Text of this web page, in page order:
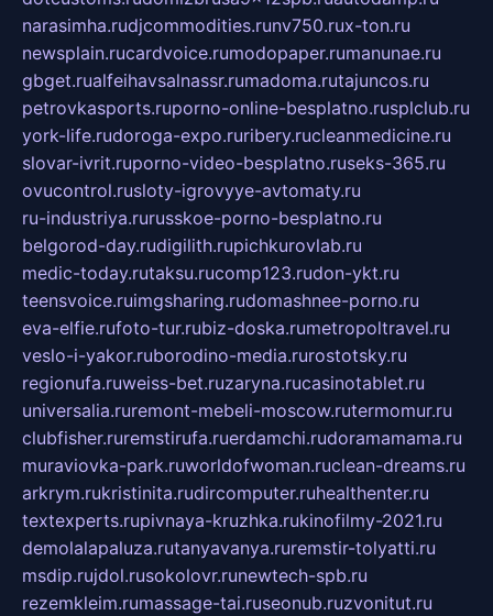
narasimha.rudjcommodities.runv750.rux-ton.ru
newsplain.rucardvoice.rumodopaper.rumanunae.ru
gbget.rualfeihavsalnassr.rumadoma.rutajuncos.ru
petrovkasports.ruporno-online-besplatno.rusplclub.ru
york-life.rudoroga-expo.ruribery.rucleanmedicine.ru
slovar-ivrit.ruporno-video-besplatno.ruseks-365.ru
ovucontrol.rusloty-igrovyye-avtomaty.ru
ru-industriya.rurusskoe-porno-besplatno.ru
belgorod-day.rudigilith.rupichkurovlab.ru
medic-today.rutaksu.rucomp123.rudon-ykt.ru
teensvoice.ruimgsharing.rudomashnee-porno.ru
eva-elfie.rufoto-tur.rubiz-doska.rumetropoltravel.ru
veslo-i-yakor.ruborodino-media.rurostotsky.ru
regionufa.ruweiss-bet.ruzaryna.rucasinotablet.ru
universalia.ruremont-mebeli-moscow.rutermomur.ru
clubfisher.ruremstirufa.ruerdamchi.rudoramamama.ru
muraviovka-park.ruworldofwoman.ruclean-dreams.ru
arkrym.rukristinita.rudircomputer.ruhealthenter.ru
textexperts.rupivnaya-kruzhka.rukinofilmy-2021.ru
demolalapaluza.rutanyavanya.ruremstir-tolyatti.ru
msdip.rujdol.rusokolovr.runewtech-spb.ru
rezemkleim.rumassage-tai.ruseonub.ruzvonitut.ru